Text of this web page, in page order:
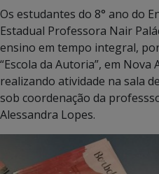
Os estudantes do 8° ano do
Estadual Professora Nair
ensino em tempo integral,
“Escola da Autoria”, em
realizando atividade na sala
sob coordenação da
Alessandra Lopes.